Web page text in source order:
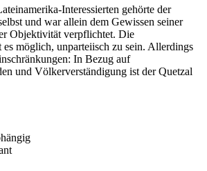
Interessierten gehörte der
und war allein dem Gewissen seiner
Objektivität verpflichtet. Die
möglich, unparteiisch zu sein. Allerdings
In Bezug auf
und Völkerverständigung ist der Quetzal